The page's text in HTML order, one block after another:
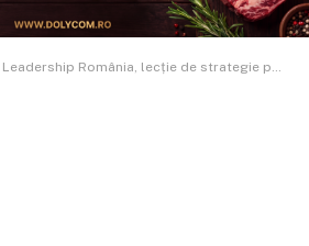
România, lecție de strategie pentru antreprenorii locali la BIZZ.CLUB Botoșani